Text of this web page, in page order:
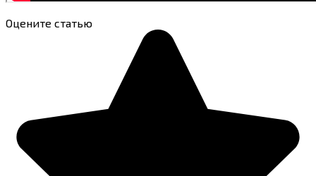
Оцените статью